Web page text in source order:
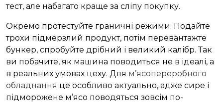
тест, але набагато краще за сліпу покупку.
Окремо протестуйте граничні режими. Подайте
трохи підмерзлий продукт, потім перевантажте
бункер, спробуйте дрібний і великий калібр. Так
ви побачите, як машина поводиться не в ідеалі, а
в реальних умовах цеху. Для м’ясопереробного
обладнання це особливо актуально, адже сире і
підморожене м’ясо поводяться зовсім по-